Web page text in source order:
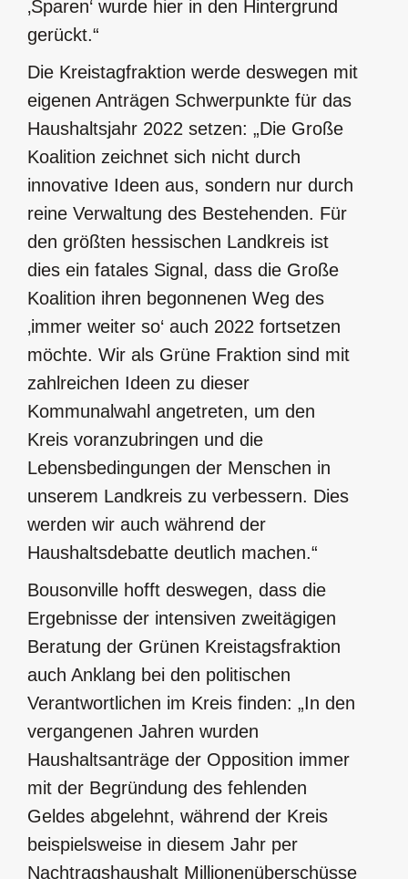
‚Sparen‘ wurde hier in den Hintergrund
gerückt.“
Die Kreistagfraktion werde deswegen mit
eigenen Anträgen Schwerpunkte für das
Haushaltsjahr 2022 setzen: „Die Große
Koalition zeichnet sich nicht durch
innovative Ideen aus, sondern nur durch
reine Verwaltung des Bestehenden. Für
den größten hessischen Landkreis ist
dies ein fatales Signal, dass die Große
Koalition ihren begonnenen Weg des
‚immer weiter so‘ auch 2022 fortsetzen
möchte. Wir als Grüne Fraktion sind mit
zahlreichen Ideen zu dieser
Kommunalwahl angetreten, um den
Kreis voranzubringen und die
Lebensbedingungen der Menschen in
unserem Landkreis zu verbessern. Dies
werden wir auch während der
Haushaltsdebatte deutlich machen.“
Bousonville hofft deswegen, dass die
Ergebnisse der intensiven zweitägigen
Beratung der Grünen Kreistagsfraktion
auch Anklang bei den politischen
Verantwortlichen im Kreis finden: „In den
vergangenen Jahren wurden
Haushaltsanträge der Opposition immer
mit der Begründung des fehlenden
Geldes abgelehnt, während der Kreis
beispielsweise in diesem Jahr per
Nachtragshaushalt Millionenüberschüsse